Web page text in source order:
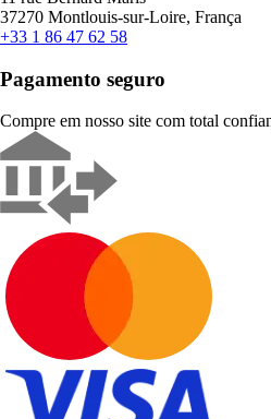
37270 Montlouis-sur-Loire, França
+33 1 86 47 62 58
Pagamento seguro
Compre em nosso site com total